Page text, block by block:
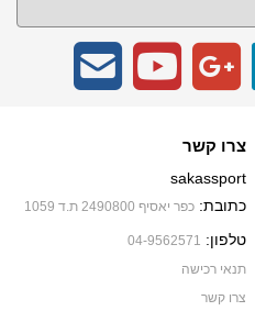
צרו קשר
sakassport
כתובת: כפר יאסיף 2490800 ת.ד 1059
טלפון: 04-9562571
תנאי רכישה
צרו קשר